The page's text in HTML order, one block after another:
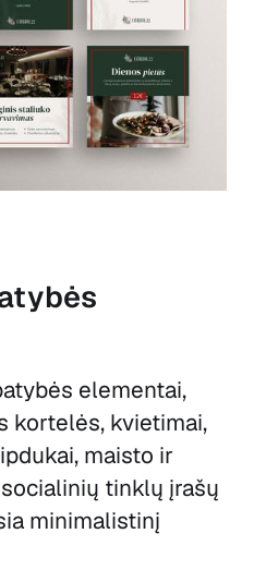
elementai,
kortelės, kvietimai,
maisto ir
tinklų įrašų
minimalistinį